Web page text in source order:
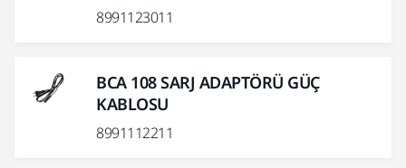
8991123011
BCA 108 SARJ ADAPTÖRÜ GÜÇ
KABLOSU
8991112211